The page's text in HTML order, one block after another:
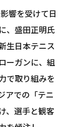
響を受けて日
、盛田正明氏
生日本テニス
ーガンに、組
で取り組みを
アでの「テニ
、選手と観客